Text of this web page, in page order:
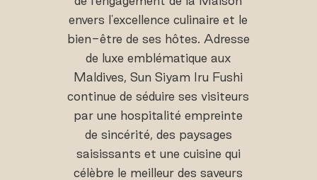
envers l'excellence culinaire et le
bien-être de ses hôtes. Adresse
de luxe emblématique aux
Maldives, Sun Siyam Iru Fushi
continue de séduire ses visiteurs
par une hospitalité empreinte
de sincérité, des paysages
saisissants et une cuisine qui
célèbre le meilleur des saveurs